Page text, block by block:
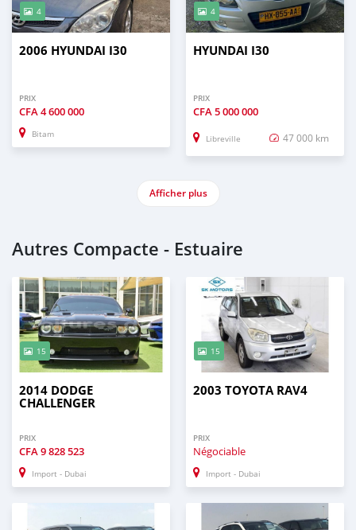
4
2006 HYUNDAI I30
PRIX
CFA4 600 000
Bitam
4
HYUNDAI I30
PRIX
CFA5 000 000
Libreville 47 000 km
Afficher plus
Autres Compacte - Estuaire
15
2014 DODGE
CHALLENGER
PRIX
CFA9 828 523
Import - Dubai
15
2003 TOYOTA RAV4
PRIX
Négociable
Import - Dubai